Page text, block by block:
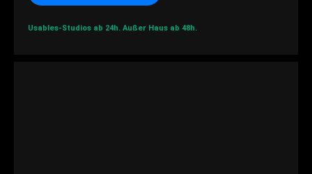
Usables-Studios ab 24h. Außer Haus ab 48h.